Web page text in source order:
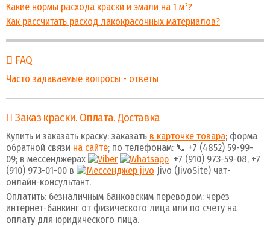
Какие нормы расхода краски и эмали на 1 м²?
Как рассчитать расход лакокрасочных материалов?
FAQ
Часто задаваемые вопросы - ответы
Заказ краски. Оплата. Доставка
Купить и заказать краску: заказать в карточке товара; форма
обратной связи на сайте; по телефонам: 📞 +7 (4852) 59-99-
09; в мессенджерах
+7 (910) 973-59-08, +7
(910) 973-01-00 в
Jivo (JivoSite) чат-
онлайн-консультант.
Оплатить: безналичным банковским переводом: через
интернет-банкинг от физического лица или по счету на
оплату для юридического лица.